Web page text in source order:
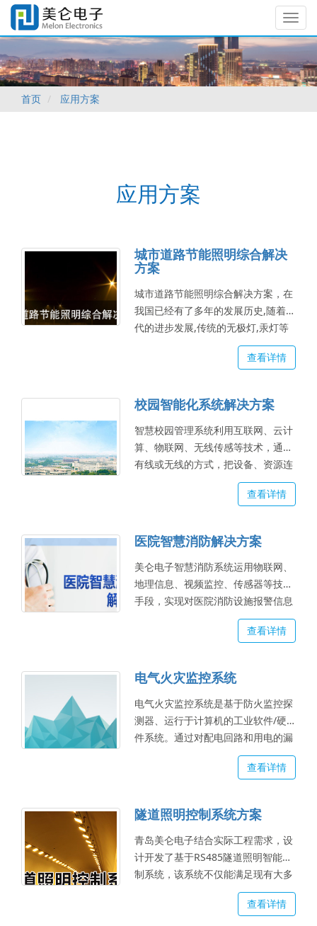
T
o
g
g
l
e
首页 应用方案
应用方案
城市道路节能照明综合解决
方案
城市道路节能照明综合解决方案，在
我国已经有了多年的发展历史,随着时
代的进步发展,传统的无极灯,汞灯等
逐渐被取代,当下比较常见的照明设施
有陶瓷金卤灯，高压钠灯， LED 灯
查看详情
校园智能化系统解决方案
智慧校园管理系统利用互联网、云计
算、物联网、无线传感等技术，通过
有线或无线的方式，把设备、资源连
接到网络中，从而实现设备、资源及
环境的智能监测，控制和管理，打造
的智慧校园。...
查看详情
医院智慧消防解决方案
美仑电子智慧消防系统运用物联网、
地理信息、视频监控、传感器等技术
手段，实现对医院消防设施报警信息
的实时感知与预警，完善对消防设施
的检查手段，保障消防设施的正常运
查看详情
电气火灾监控系统
电气火灾监控系统是基于防火监控探
测器、运行于计算机的工业软件/硬
件系统。通过对配电回路和用电的漏
电、过电流、温升等火灾危险参数实
施监控和管理，从而达到预防电气火
查看详情
隧道照明控制系统方案
青岛美仑电子结合实际工程需求，设
计开发了基于RS485隧道照明智能控
制系统，该系统不仅能满足现有大多
数隧道照明控制的需求，还可使隧道
照明系统更智能、更节能。 ...查看详情